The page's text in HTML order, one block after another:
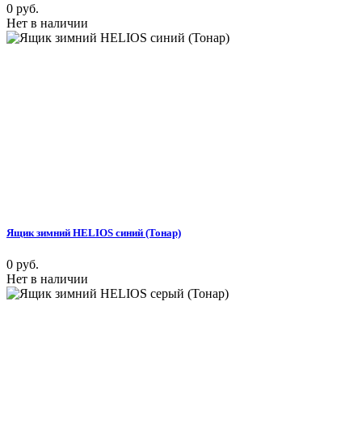
0 руб.
Нет в наличии
Ящик зимний HELIOS синий (Тонар)
0 руб.
Нет в наличии